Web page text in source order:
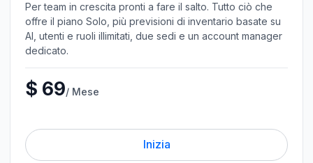
Per team in crescita pronti a fare il salto. Tutto ciò che
offre il piano Solo, più previsioni di inventario basate su
AI, utenti e ruoli illimitati, due sedi e un account manager
dedicato.
$ 69/ Mese
Inizia